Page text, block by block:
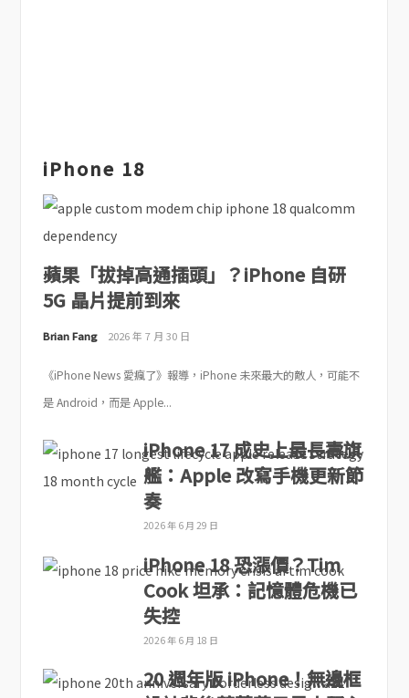
iPhone 18
蘋果「拔掉高通插頭」？iPhone 自研
5G 晶片提前到來
Brian Fang 2026 年 7 月 30 日
《iPhone News 愛瘋了》報導，iPhone 未來最大的敵人，可能不
是 Android，而是 Apple...
iPhone 17 成史上最長壽旗
艦：Apple 改寫手機更新節
奏
2026 年 6 月 29 日
iPhone 18 恐漲價？Tim
Cook 坦承：記憶體危機已
失控
2026 年 6 月 18 日
20 週年版 iPhone！無邊框